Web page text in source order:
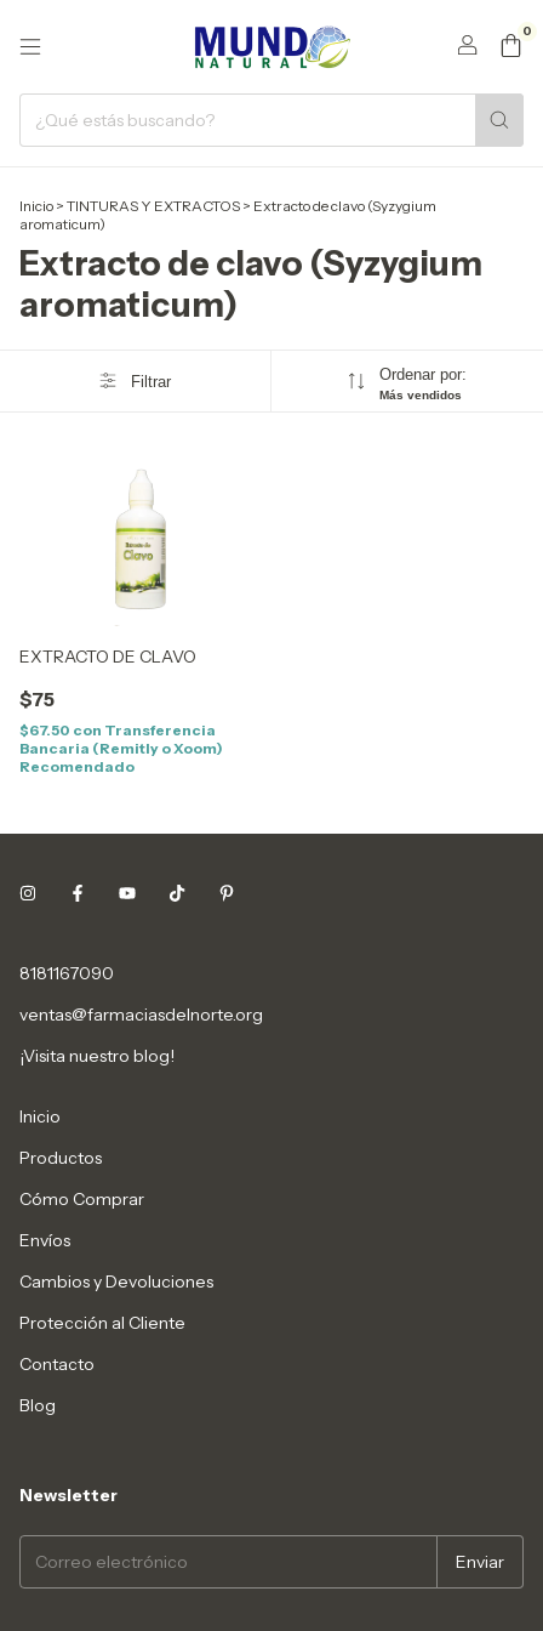
0
Inicio > TINTURAS Y EXTRACTOS > Extracto de clavo (Syzygium
aromaticum)
Extracto de clavo (Syzygium
aromaticum)
Filtrar Ordenar por:
Más vendidos
EXTRACTO DE CLAVO
$75
$67.50 con Transferencia
Bancaria (Remitly o Xoom)
Recomendado
8181167090
ventas@farmaciasdelnorte.org
¡Visita nuestro blog!
Inicio
Productos
Cómo Comprar
Envíos
Cambios y Devoluciones
Protección al Cliente
Contacto
Blog
Newsletter